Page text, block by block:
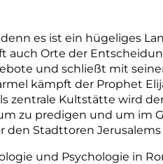
es ist ein hügeliges
auch Orte der
und schließt mit
kämpft der Prophet
zentrale Kultstätte wird
zu predigen und um im
den Stadttoren
und Psychologie in